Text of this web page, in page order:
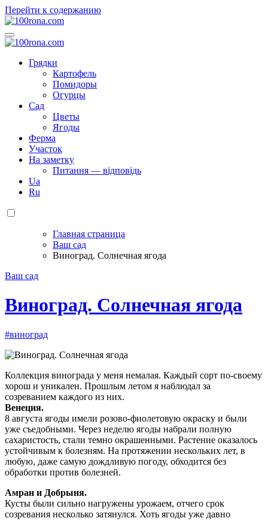
Перейти к содержанию
100rona.com
Приусадебный участок. C грядки на стол!
Приусадебный участок. C грядки на стол!
Грядки
Картофель
Помидоры
Огурцы
Сад
Цветы
Ягоды
Ферма
Участок
На заметку
Питання — відповідь
Ua
Ru
Главная страница
Ваш сад
Виноград. Солнечная ягода
Ваш сад
Виноград. Солнечная ягода
#виноград
Коллекция винограда у меня немалая. Каждый сорт по-своему
хорош и уникален. Прошлым летом я наблюдал за
созреванием каждого из них.
Венеция.
8 августа ягоды имели розово-фиолетовую окраску и были
уже съедобными. Через неделю ягоды набрали полную
сахаристость, стали темно окрашенными. Растение оказалось
устойчивым к болезням. На протяжении нескольких лет, в
любую, даже самую дождливую погоду, обходится без
обработки против болезней.
Aмран и Добрыня.
Кусты были сильно нагружены урожаем, отчего срок
созревания несколько затянулся. Хоть ягоды уже давно